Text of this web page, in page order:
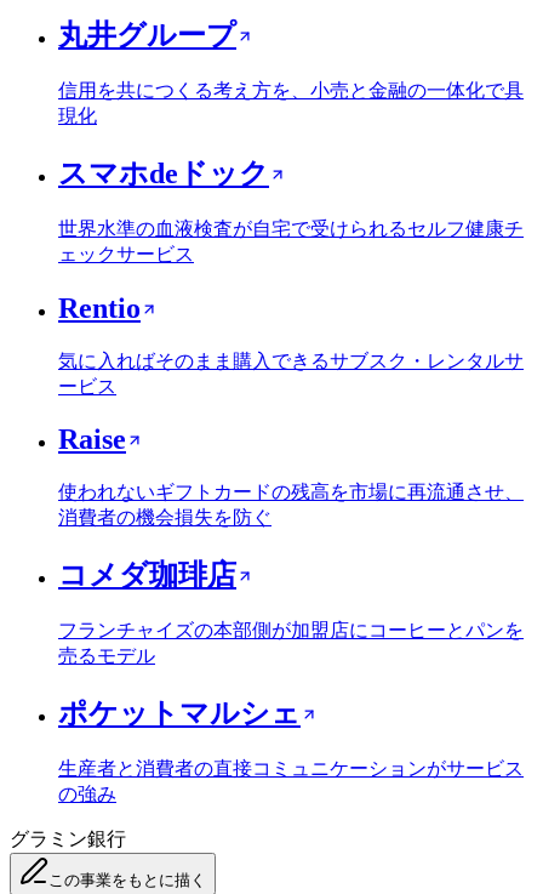
丸井グループ
信用を共につくる考え方を、小売と金融の一体化で具
現化
スマホdeドック
世界水準の血液検査が自宅で受けられるセルフ健康チ
ェックサービス
Rentio
気に入ればそのまま購入できるサブスク・レンタルサ
ービス
Raise
使われないギフトカードの残高を市場に再流通させ、
消費者の機会損失を防ぐ
コメダ珈琲店
フランチャイズの本部側が加盟店にコーヒーとパンを
売るモデル
ポケットマルシェ
生産者と消費者の直接コミュニケーションがサービス
の強み
グラミン銀行
この事業をもとに描く